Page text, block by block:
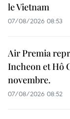
le Vietnam
07/08/2026 08:53
Air Premia
Incheon et Hô
novembre.
07/08/2026 08:52